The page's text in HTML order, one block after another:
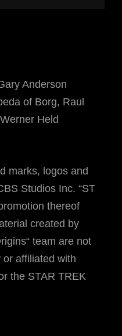
Anderson
of Borg, Raul
Held
marks, logos and
Studios Inc. “ST
thereof
created by
team are not
affiliated with
the STAR TREK